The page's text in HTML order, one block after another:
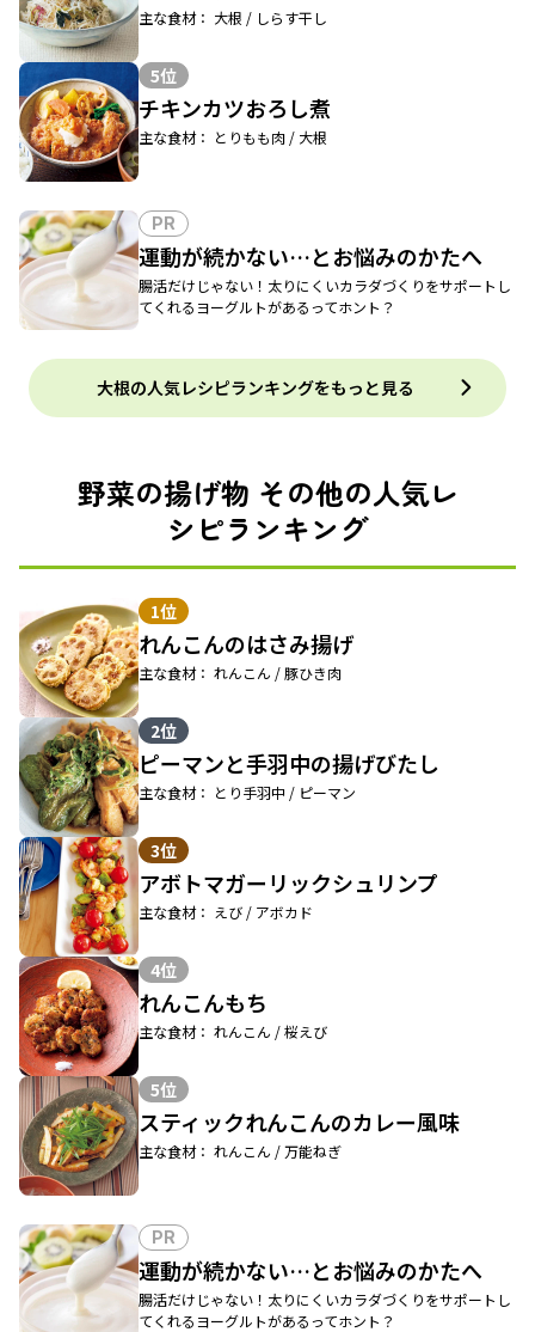
主な食材： 大根 / しらす干し
5位
チキンカツおろし煮
主な食材： とりもも肉 / 大根
PR
運動が続かない…とお悩みのかたへ
腸活だけじゃない！太りにくいカラダづくりをサポートし
てくれるヨーグルトがあるってホント？
大根の人気レシピランキングをもっと見る
野菜の揚げ物 その他の人気レ
シピランキング
1位
れんこんのはさみ揚げ
主な食材： れんこん / 豚ひき肉
2位
ピーマンと手羽中の揚げびたし
主な食材： とり手羽中 / ピーマン
3位
アボトマガーリックシュリンプ
主な食材： えび / アボカド
4位
れんこんもち
主な食材： れんこん / 桜えび
5位
スティックれんこんのカレー風味
主な食材： れんこん / 万能ねぎ
PR
運動が続かない…とお悩みのかたへ
腸活だけじゃない！太りにくいカラダづくりをサポートし
てくれるヨーグルトがあるってホント？